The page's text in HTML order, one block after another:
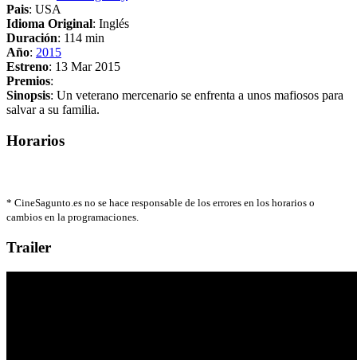
Pais: USA
Idioma Original: Inglés
Duración: 114 min
Año: 2015
Estreno: 13 Mar 2015
Premios:
Sinopsis: Un veterano mercenario se enfrenta a unos mafiosos para
salvar a su familia.
Horarios
* CineSagunto.es no se hace responsable de los errores en los horarios o
cambios en la programaciones.
Trailer